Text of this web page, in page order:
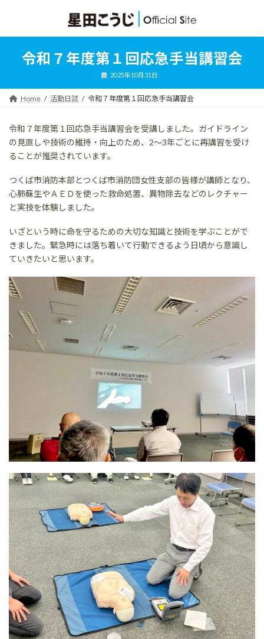
ン
ッ
ー
移
令和７年度第１回応急手当講習会
2025年10月31日
Home 活動日誌 令和７年度第１回応急手当講習会
令和７年度第１回応急手当講習会を受講しました。ガイドライン
の見直しや技術の維持・向上のため、2～3年ごとに再講習を受け
ることが推奨されています。
つくば市消防本部とつくば市消防団女性支部の皆様が講師となり、
心肺蘇生やＡＥＤを使った救命処置、異物除去などのレクチャー
と実技を体験しました。
いざという時に命を守るための大切な知識と技術を学ぶことがで
きました。緊急時には落ち着いて行動できるよう日頃から意識し
ていきたいと思います。